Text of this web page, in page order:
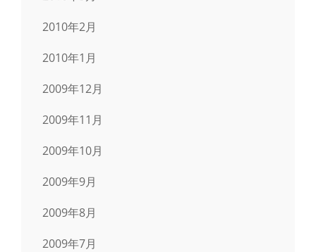
2010年2月
2010年1月
2009年12月
2009年11月
2009年10月
2009年9月
2009年8月
2009年7月